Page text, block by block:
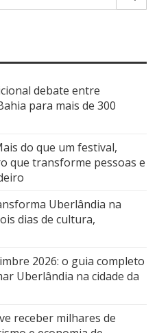
debate entre
para mais de 300
do que um festival,
que transforme pessoas e
Uberlândia na
dias de cultura,
2026: o guia completo
Uberlândia na cidade da
receber milhares de